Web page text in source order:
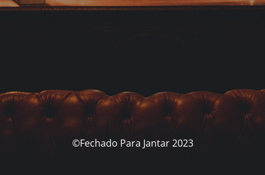
©Fechado Para Jantar 2023